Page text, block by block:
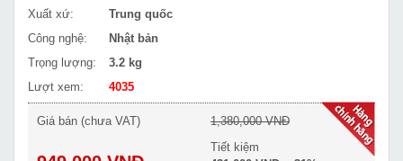
Xuất xứ:
Trung quốc
Công nghệ:
Nhật bản
Trọng lượng:
3.2 kg
Lượt xem:
4035
Giá bán (chưa VAT)
1,380,000 VNĐ
Tiết kiệm